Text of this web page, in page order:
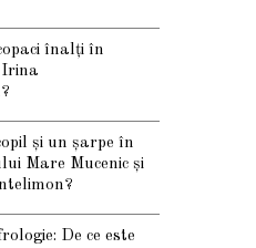
înalți în
Irina
și un șarpe în
Mare Mucenic și
De ce este